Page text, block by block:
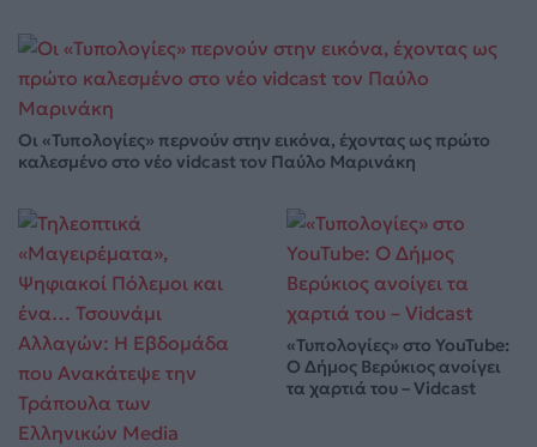
Οι «Τυπολογίες» περνούν στην εικόνα, έχοντας ως πρώτο
καλεσμένο στο νέο vidcast τον Παύλο Μαρινάκη
«Τυπολογίες» στο YouTube:
Ο Δήμος Βερύκιος ανοίγει
τα χαρτιά του – Vidcast